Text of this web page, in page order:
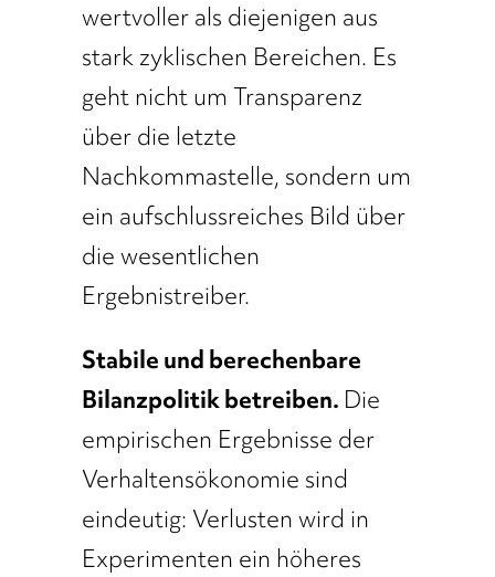
wertvoller als diejenigen aus
stark zyklischen Bereichen. Es
geht nicht um Transparenz
über die letzte
Nachkommastelle, sondern um
ein aufschlussreiches Bild über
die wesentlichen
Ergebnistreiber.
Stabile und berechenbare
Bilanzpolitik betreiben. Die
empirischen Ergebnisse der
Verhaltensökonomie sind
eindeutig: Verlusten wird in
Experimenten ein höheres